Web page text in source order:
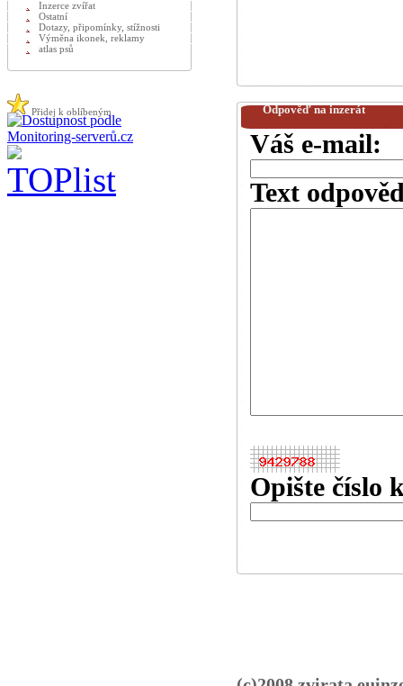
Odpověď na inzerát
Váš e-mail:
Text
Opište číslo
Inzerce zvířat
Ostatní
Dotazy, připomínky, stížnosti
Výměna ikonek, reklamy
atlas psů
Přidej k oblíbeným